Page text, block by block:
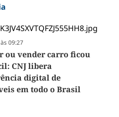
09:27
ou vender carro ficou
CNJ libera
digital de
em todo o Brasil